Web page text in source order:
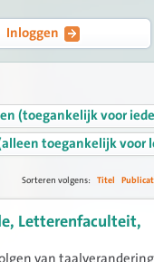
Inloggen
(toegankelijk voor
toegankelijk voor
Sorteren volgens: Titel
Letterenfaculteit,
van